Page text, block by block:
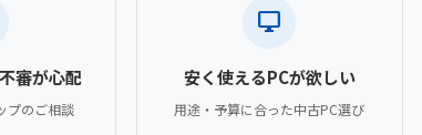
審が心配
プのご相談
desktop_windows
安く使えるPCが欲しい
用途・予算に合った中古PC選び